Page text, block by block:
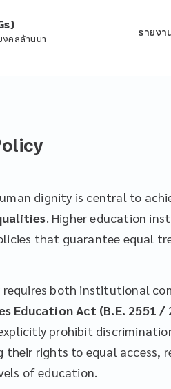
คลล้านนา
รายงา
dignity is central to
. Higher education
that guarantee equal
both institutional
Education Act (B.E. 2551 /
prohibit
rights to equal access,
of education.